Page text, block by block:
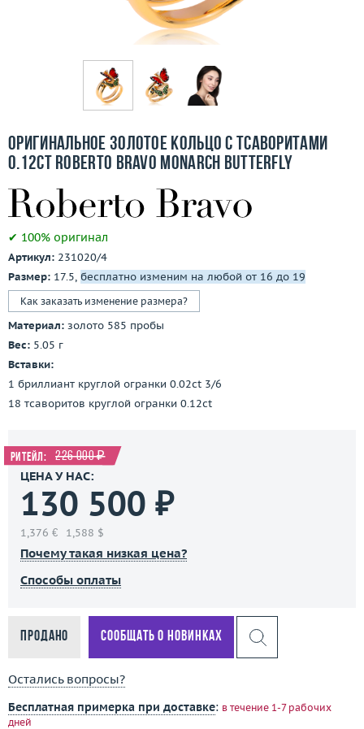
Бесплатная доставка
Контакты
3D-тур по шоуруму
Оригинальное золотое кольцо с тсаворитами
0.12ct Roberto Bravo Monarch Butterfly
✔ 100% оригинал
Артикул: 231020/4
Размер: 17.5, бесплатно изменим на любой от 16 до 19
Как заказать изменение размера?
Материал: золото 585 пробы
Вес: 5.05 г
Вставки:
1 бриллиант круглой огранки 0.02ct 3/6
18 тсаворитов круглой огранки 0.12ct
Ритейл: 226 000 ₽
ЦЕНА У НАС:
130 500 ₽
1,376 € 1,588 $
Почему такая низкая цена?
Способы оплаты
Продано Сообщать о новинках
Остались вопросы?
Бесплатная примерка при доставке: в течение 1-7 рабочих
дней